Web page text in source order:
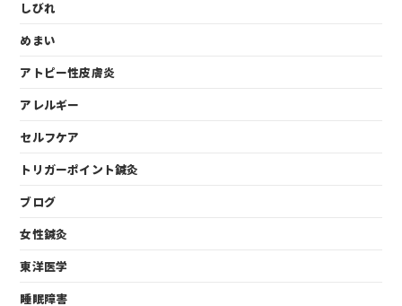
しびれ
めまい
アトピー性皮膚炎
アレルギー
セルフケア
トリガーポイント鍼灸
ブログ
女性鍼灸
東洋医学
睡眠障害